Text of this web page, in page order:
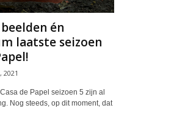
én
laatste seizoen
2021
de Papel seizoen 5 zijn al
Nog steeds, op dit moment, dat